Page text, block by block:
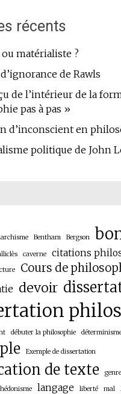
récents
matérialiste ?
de Rawls
de l’intérieur de la
pas à pas »
d’inconscient en
politique de John
Bentham Bergson
caverne citations
Cours de
devoir
débuter la philosophie
Exemple de dissertation
de texte genre
hédonisme langage liberté mal